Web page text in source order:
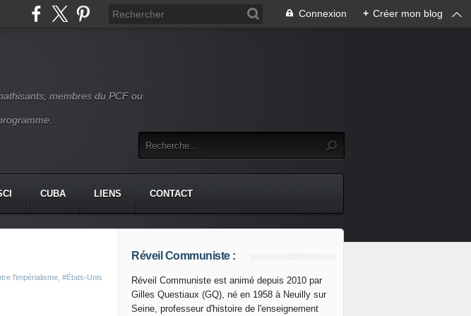
Connexion + Créer mon blog
membres du PCF ou
CUBA LIENS CONTACT
l'impérialisme #États-Unis
Réveil Communiste :
Réveil Communiste est animé depuis 2010 par
Gilles Questiaux (GQ), né en 1958 à Neuilly sur
Seine, professeur d'histoire de l'enseignement